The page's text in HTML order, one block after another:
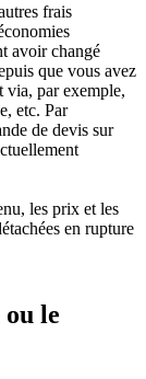
frais
avoir changé
que vous avez
via, par exemple,
etc. Par
de devis sur
les prix et les
en rupture
le